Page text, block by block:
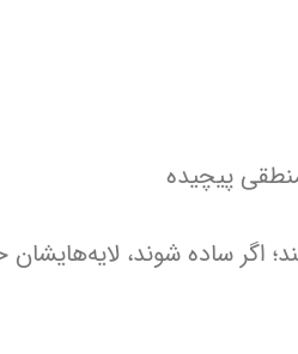
پیچیده
اگر ساده شوند،